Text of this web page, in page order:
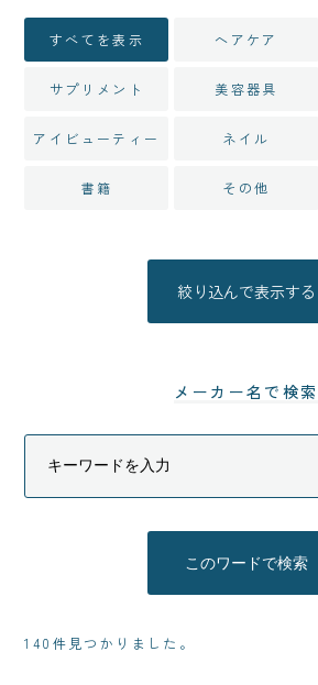
すべてを表示 ヘアケア
サプリメント 美容器具
アイビューティー ネイル
書籍 その他
メーカー名で検索
140件見つかりました。